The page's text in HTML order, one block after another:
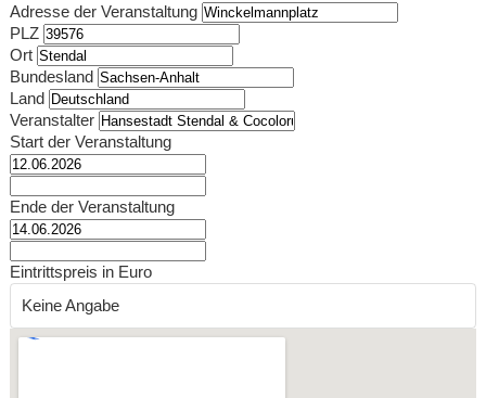
Adresse der Veranstaltung
PLZ
Ort
Bundesland
Land
Veranstalter
Start der Veranstaltung
Ende der Veranstaltung
Eintrittspreis in Euro
Keine Angabe